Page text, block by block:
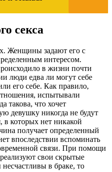
секса
Женщины задают его с
интересом.
в жизни почти
люди едва ли могут себе
его себе. Как правило,
испытывали
такова, что хочет
девушку никогда не будут
в которых нет никакой
получает определенный
впоследствии вспоминать
связи. При помощи
свои скрытые
в браке, то